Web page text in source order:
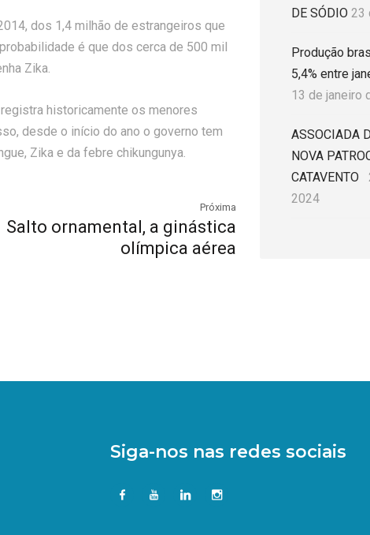
dos 1,4 milhão de estrangeiros que
é que dos cerca de 500 mil
Zika.
historicamente os menores
desde o início do ano o governo tem
Zika e da febre chikungunya.
Próxima
Salto ornamental, a ginástica
olímpica aérea
DE SÓDIO 23
Produção
5,4% entre
13 de janeiro
ASSOCIADA
NOVA
CATAVENTO
2024
Siga-nos nas redes sociais